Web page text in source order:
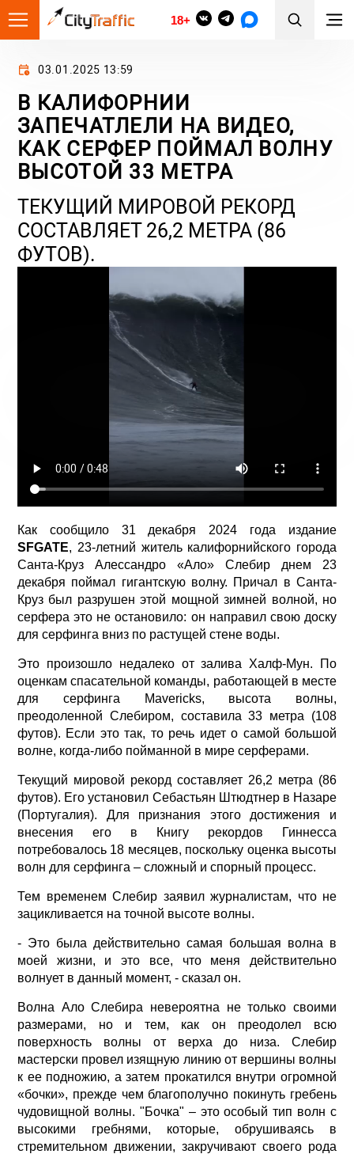
18+
03.01.2025 13:59
В КАЛИФОРНИИ
ЗАПЕЧАТЛЕЛИ НА ВИДЕО,
КАК СЕРФЕР ПОЙМАЛ ВОЛНУ
ВЫСОТОЙ 33 МЕТРА
ТЕКУЩИЙ МИРОВОЙ РЕКОРД
СОСТАВЛЯЕТ 26,2 МЕТРА (86
ФУТОВ).
Как сообщило 31 декабря 2024 года издание
SFGATE, 23-летний житель калифорнийского города
Санта-Круз Алессандро «Ало» Слебир днем 23
декабря поймал гигантскую волну. Причал в Санта-
Круз был разрушен этой мощной зимней волной, но
серфера это не остановило: он направил свою доску
для серфинга вниз по растущей стене воды.
Это произошло недалеко от залива Халф-Мун. По
оценкам спасательной команды, работающей в месте
для серфинга Mavericks, высота волны,
преодоленной Слебиром, составила 33 метра (108
футов). Если это так, то речь идет о самой большой
волне, когда-либо пойманной в мире серферами.
Текущий мировой рекорд составляет 26,2 метра (86
футов). Его установил Себастьян Штюдтнер в Назаре
(Португалия). Для признания этого достижения и
внесения его в Книгу рекордов Гиннесса
потребовалось 18 месяцев, поскольку оценка высоты
волн для серфинга – сложный и спорный процесс.
Тем временем Слебир заявил журналистам, что не
зацикливается на точной высоте волны.
- Это была действительно самая большая волна в
моей жизни, и это все, что меня действительно
волнует в данный момент, - сказал он.
Волна Ало Слебира невероятна не только своими
размерами, но и тем, как он преодолел всю
поверхность волны от верха до низа. Слебир
мастерски провел изящную линию от вершины волны
к ее подножию, а затем прокатился внутри огромной
«бочки», прежде чем благополучно покинуть гребень
чудовищной волны. "Бочка" – это особый тип волн с
высокими гребнями, которые, обрушиваясь в
стремительном движении, закручивают своего рода